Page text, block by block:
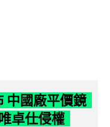
中國廠平價鏡
卓仕侵權